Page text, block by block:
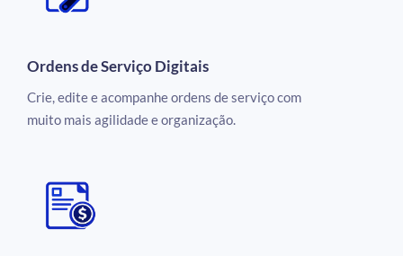
Ordens de Serviço Digitais
Crie, edite e acompanhe ordens de serviço com
muito mais agilidade e organização.